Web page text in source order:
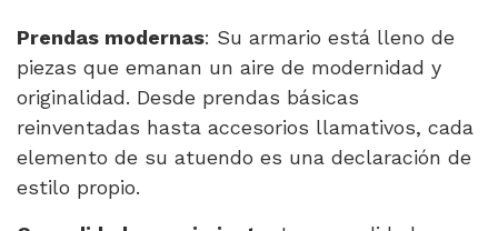
Prendas modernas: Su armario está lleno de
piezas que emanan un aire de modernidad y
originalidad. Desde prendas básicas
reinventadas hasta accesorios llamativos, cada
elemento de su atuendo es una declaración de
estilo propio.